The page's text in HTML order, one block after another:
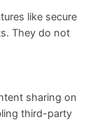
like secure
They do not
sharing on
third-party